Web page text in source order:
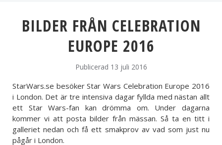
BILDER FRÅN CELEBRATION
EUROPE 2016
Publicerad 13 juli 2016
StarWars.se besöker Star Wars Celebration Europe 2016
i London. Det är tre intensiva dagar fyllda med nästan allt
ett Star Wars-fan kan drömma om. Under dagarna
kommer vi att posta bilder från mässan. Så ta en titt i
galleriet nedan och få ett smakprov av vad som just nu
pågår i London.